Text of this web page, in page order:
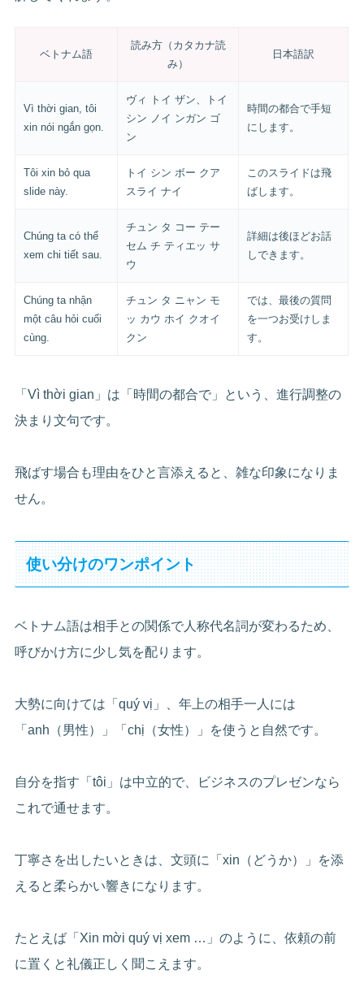
ベトナム語
読み方（カタカナ読
み）
日本語訳
Vì thời gian, tôi
xin nói ngắn gọn.
ヴィ トイ ザン、トイ
シン ノイ ンガン ゴ
ン
時間の都合で手短
にします。
Tôi xin bỏ qua
slide này.
トイ シン ボー クア
スライ ナイ
このスライドは飛
ばします。
Chúng ta có thể
xem chi tiết sau.
チュン タ コー テー
セム チ ティエッ サ
ウ
詳細は後ほどお話
しできます。
Chúng ta nhận
một câu hỏi cuối
cùng.
チュン タ ニャン モ
ッ カウ ホイ クオイ
クン
では、最後の質問
を一つお受けしま
す。
「Vì thời gian」は「時間の都合で」という、進行調整の
決まり文句です。
飛ばす場合も理由をひと言添えると、雑な印象になりま
せん。
使い分けのワンポイント
ベトナム語は相手との関係で人称代名詞が変わるため、
呼びかけ方に少し気を配ります。
大勢に向けては「quý vị」、年上の相手一人には
「anh（男性）」「chị（女性）」を使うと自然です。
自分を指す「tôi」は中立的で、ビジネスのプレゼンなら
これで通せます。
丁寧さを出したいときは、文頭に「xin（どうか）」を添
えると柔らかい響きになります。
たとえば「Xin mời quý vị xem …」のように、依頼の前
に置くと礼儀正しく聞こえます。